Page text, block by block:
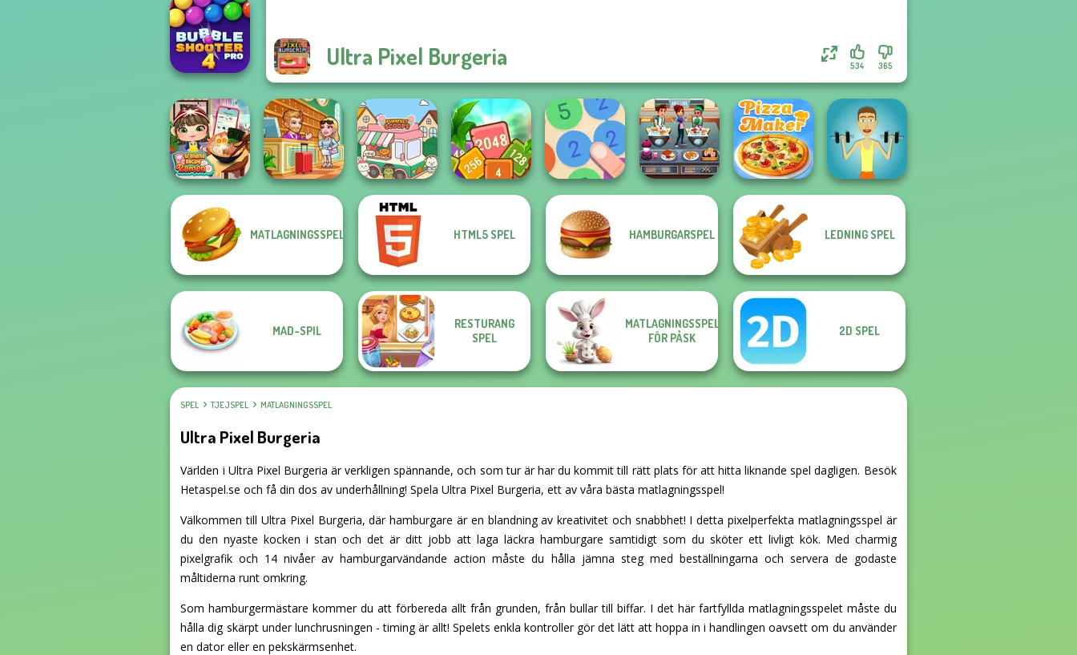
Ultra Pixel Burgeria 365
534
Moon Clash
Heroes
Bubble Shooter
Pro 4
Grandma Recipe
Ramen
Hotel Fever
Purr-fect Scoops
Tropical Cubes
Merge 13
Cooking Cafe
The Pizza Maker
MATLAGNINGSSPEL HTML5 SPEL HAMBURGARSPEL LEDNING SPEL
MAD-SPIL
RESTURANG
SPEL
MATLAGNINGSSPEL
FÖR PÅSK
2D SPEL
SPEL TJEJSPEL MATLAGNINGSSPEL
Ultra Pixel Burgeria
Världen i Ultra Pixel Burgeria är verkligen spännande, och som tur är har du kommit till rätt plats för att hitta liknande spel dagligen. Besök
Hetaspel.se och få din dos av underhållning! Spela Ultra Pixel Burgeria, ett av våra bästa matlagningsspel!
Välkommen till Ultra Pixel Burgeria, där hamburgare är en blandning av kreativitet och snabbhet! I detta pixelperfekta matlagningsspel är
du den nyaste kocken i stan och det är ditt jobb att laga läckra hamburgare samtidigt som du sköter ett livligt kök. Med charmig
pixelgrafik och 14 nivåer av hamburgarvändande action måste du hålla jämna steg med beställningarna och servera de godaste
måltiderna runt omkring.
Som hamburgermästare kommer du att förbereda allt från grunden, från bullar till biffar. I det här fartfyllda matlagningsspelet måste du
hålla dig skärpt under lunchrusningen - timing är allt! Spelets enkla kontroller gör det lätt att hoppa in i handlingen oavsett om du använder
en dator eller en pekskärmsenhet.